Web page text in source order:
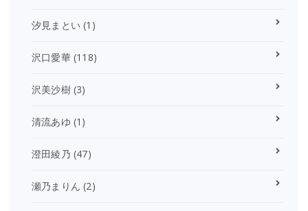
汐見まとい (1)
沢口愛華(118)
沢美沙樹(3)
清流あゆ (1)
澄田綾乃 (47)
瀬乃まりん (2)